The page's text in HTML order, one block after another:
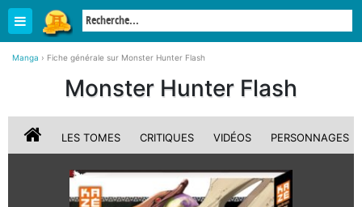
Manga › Fiche générale sur Monster Hunter Flash
Monster Hunter Flash
LES TOMES CRITIQUES VIDÉOS PERSONNAGES